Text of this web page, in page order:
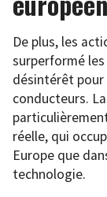
De plus, les
surperformé les
désintérêt pour
conducteurs.
réelle, qui
Europe que
technologie.